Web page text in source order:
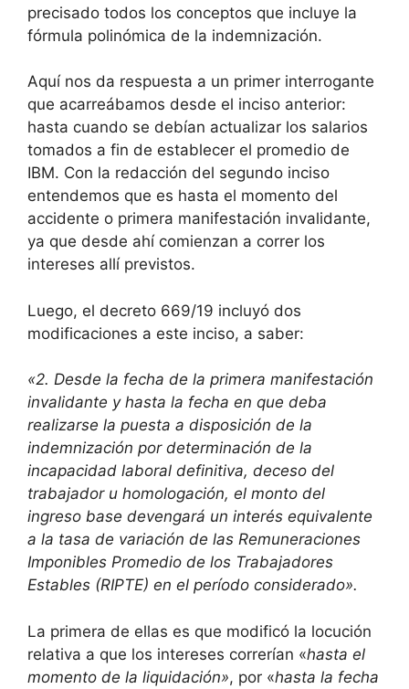
precisado todos los conceptos que incluye la
fórmula polinómica de la indemnización.
Aquí nos da respuesta a un primer interrogante
que acarreábamos desde el inciso anterior:
hasta cuando se debían actualizar los salarios
tomados a fin de establecer el promedio de
IBM. Con la redacción del segundo inciso
entendemos que es hasta el momento del
accidente o primera manifestación invalidante,
ya que desde ahí comienzan a correr los
intereses allí previstos.
Luego, el decreto 669/19 incluyó dos
modificaciones a este inciso, a saber:
«2. Desde la fecha de la primera manifestación
invalidante y hasta la fecha en que deba
realizarse la puesta a disposición de la
indemnización por determinación de la
incapacidad laboral definitiva, deceso del
trabajador u homologación, el monto del
ingreso base devengará un interés equivalente
a la tasa de variación de las Remuneraciones
Imponibles Promedio de los Trabajadores
Estables (RIPTE) en el período considerado».
La primera de ellas es que modificó la locución
relativa a que los intereses correrían «hasta el
momento de la liquidación», por «hasta la fecha